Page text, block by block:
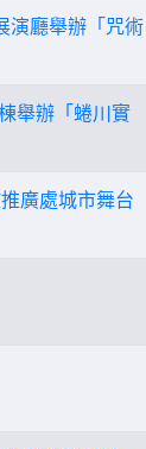
演廳舉辦「咒術
舉辦「蜷川實
廣處城市舞台